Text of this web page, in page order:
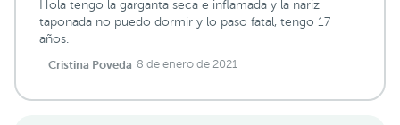
Hola tengo la garganta seca e inflamada y la nariz
taponada no puedo dormir y lo paso fatal, tengo 17
años.
Cristina Poveda 8 de enero de 2021